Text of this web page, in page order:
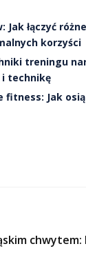
Jak łączyć
korzyści
treningu
i technikę
fitness: Jak
chwytem: